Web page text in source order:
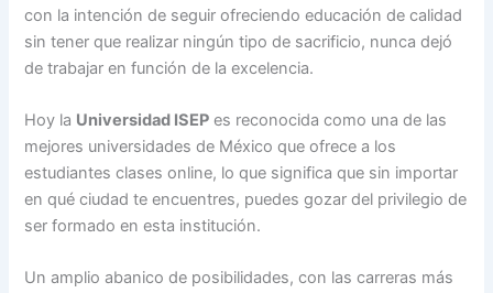
con la intención de seguir ofreciendo educación de calidad
sin tener que realizar ningún tipo de sacrificio, nunca dejó
de trabajar en función de la excelencia.
Hoy la Universidad ISEP es reconocida como una de las
mejores universidades de México que ofrece a los
estudiantes clases online, lo que significa que sin importar
en qué ciudad te encuentres, puedes gozar del privilegio de
ser formado en esta institución.
Un amplio abanico de posibilidades, con las carreras más